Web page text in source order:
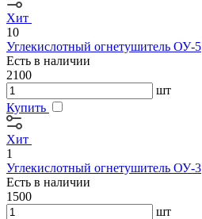
Хит
10
Углекислотный огнетушитель ОУ-5
Есть в наличии
2100
шт
Купить
Хит
1
Углекислотный огнетушитель ОУ-3
Есть в наличии
1500
шт